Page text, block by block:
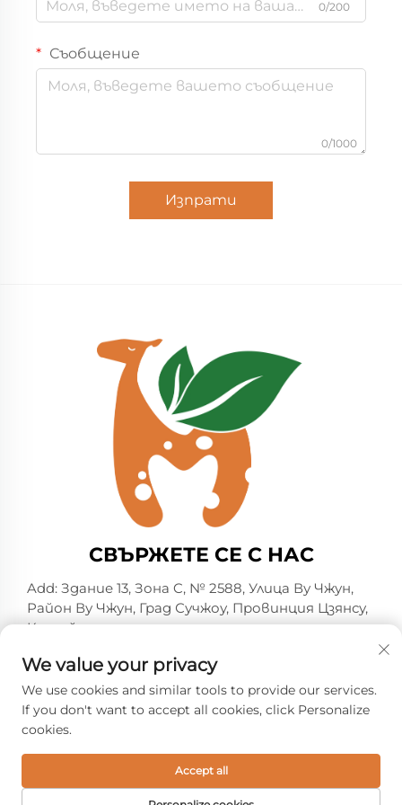
0/200
Съобщение
0/1000
Изпрати
СВЪРЖЕТЕ СЕ С НАС
Add: Здание 13, Зона C, № 2588, Улица Ву Чжун,
Район Ву Чжун, Град Сучжоу, Провинция Цзянсу,
Китай
Тел.:
+86-13606218836
[email protected]
Политика за поверителност
We value your privacy
We use cookies and similar tools to provide our services.
If you don't want to accept all cookies, click Personalize
cookies.
Accept all